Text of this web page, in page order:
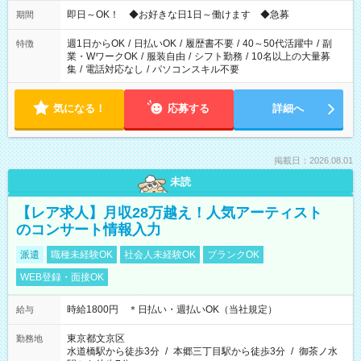
期間 即日～OK！ ◆お好きな日1日～働けます ◆急募
特徴 週1日からOK / 日払いOK / 履歴書不要 / 40～50代活躍中 / 副
業・WワークOK / 服装自由 / シフト勤務 / 10名以上の大量募
集 / 電話対応なし / パソコンスキル不要
気になる！ 応募する 詳細へ
掲載日：2026.08.01
未読
【レア求人】月収28万越え！人気アーティスト
のコンサート情報入力
派遣 職種未経験OK 社会人未経験OK
ブランクOK
WEB登録・面接OK
給与 時給1800円 ＊日払い・週払いOK（当社規定）
勤務地
東京都文京区
水道橋駅から徒歩3分 / 本郷三丁目駅から徒歩3分 / 御茶ノ水